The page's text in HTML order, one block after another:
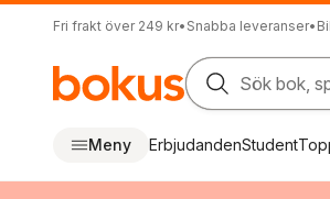
Fri frakt över 249 kr• Snabba leveranser•
Sök bok,
Meny ErbjudandenStudent